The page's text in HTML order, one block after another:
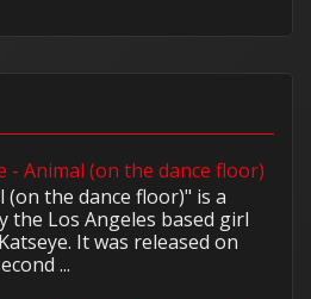
- Animal (on the dance floor)
(on the dance floor)" is a
the Los Angeles based girl
It was released on
...